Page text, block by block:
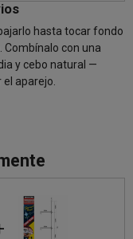
hasta tocar fondo
Combínalo con una
y cebo natural —
aparejo.